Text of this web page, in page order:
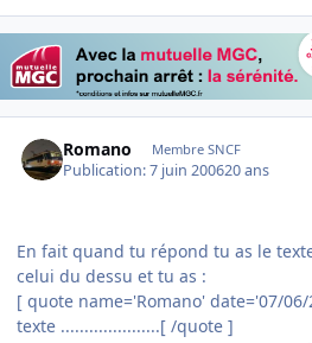
Romano Membre SNCF
Publication:7 juin 200620 ans
En fait quand tu répond tu as le
celui du dessu et tu as :
[ quote name='Romano' date='07/
texte .....................[ /quote ]